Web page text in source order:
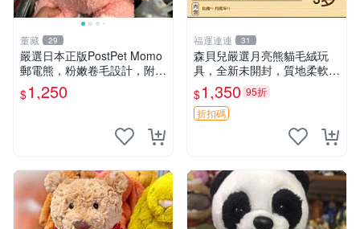
董藏 29
嚴選日本正版PostPet Momo
郵電熊，粉嫩卷毛設計，附原
裝包裝與吊牌，超Recomme
nded收藏品 1095 玩偶 包裝
$1,250
福運連連 31
森貝兒嚴選月亮熊貓毛絨玩
具，全新未開封，質地柔軟適
合收藏 月亮熊貓 毛絨玩具 新
款 儲倉直銷
$1,350 95折
折扣碼